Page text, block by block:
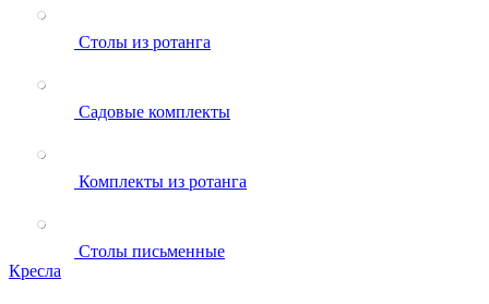
Столы из ротанга
Садовые комплекты
Комплекты из ротанга
Столы письменные
Кресла